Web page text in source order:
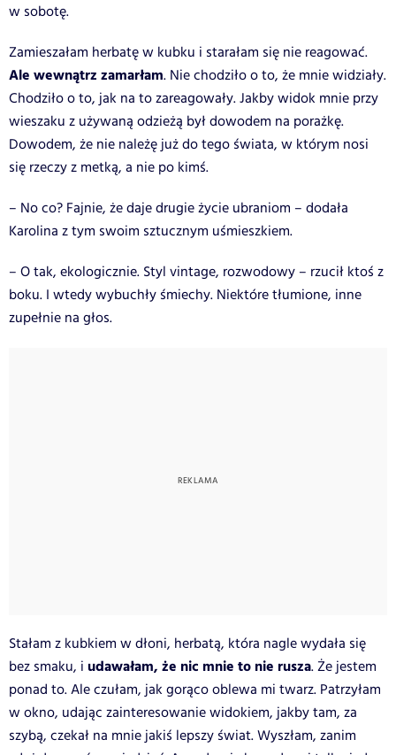
w sobotę.
Zamieszałam herbatę w kubku i starałam się nie reagować.
Ale wewnątrz zamarłam. Nie chodziło o to, że mnie widziały.
Chodziło o to, jak na to zareagowały. Jakby widok mnie przy
wieszaku z używaną odzieżą był dowodem na porażkę.
Dowodem, że nie należę już do tego świata, w którym nosi
się rzeczy z metką, a nie po kimś.
– No co? Fajnie, że daje drugie życie ubraniom – dodała
Karolina z tym swoim sztucznym uśmieszkiem.
– O tak, ekologicznie. Styl vintage, rozwodowy – rzucił ktoś z
boku. I wtedy wybuchły śmiechy. Niektóre tłumione, inne
zupełnie na głos.
Stałam z kubkiem w dłoni, herbatą, która nagle wydała się
bez smaku, i udawałam, że nic mnie to nie rusza. Że jestem
ponad to. Ale czułam, jak gorąco oblewa mi twarz. Patrzyłam
w okno, udając zainteresowanie widokiem, jakby tam, za
szybą, czekał na mnie jakiś lepszy świat. Wyszłam, zanim